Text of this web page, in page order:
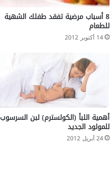
8 أسباب مرضية تفقد طفلك الشهية
للطعام
14 أكتوبر 2012
أهمية اللبأ (الكولسترم) لبن السرسوب
للمولود الجديد
24 أبريل 2012